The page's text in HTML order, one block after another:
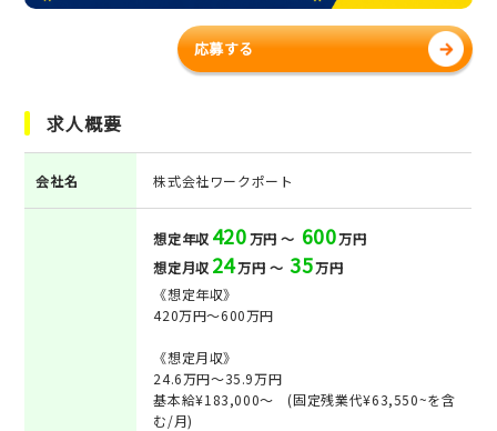
応募する
求人概要
会社名 株式会社ワークポート
想定年収 420万円 ～ 600万円
想定月収 24万円 ～ 35万円
《想定年収》
420万円～600万円
《想定月収》
24.6万円～35.9万円
基本給¥183,000～ (固定残業代¥63,550~を含
む/月)